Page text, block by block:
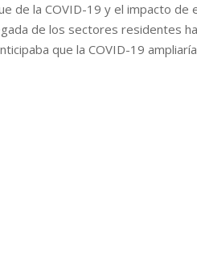
de la COVID-19 y el impacto
de los sectores residentes
que la COVID-19